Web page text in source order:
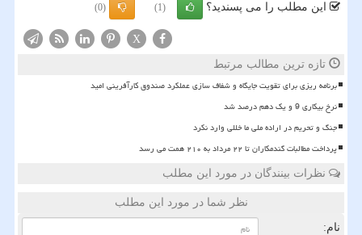
این مطلب را می پسندید؟ (1)
(0)
X
تازه ترین مطالب مرتبط
برنامه ریزی برای تقویت جایگاه و شفاف سازی عملکرد صندوق کارآفرینی امید
نرخ بیکاری 9 و یک دهم درصد شد
جنگ و تحریم در اراده ملی ما خللی وارد نکرد
پرداخت مطالبات گندمکاران تا ۲۲ مرداد به ۲۱۰ همت می رسد
نظرات بینندگان در مورد این مطلب
نظر شما در مورد این مطلب
نام: